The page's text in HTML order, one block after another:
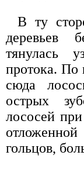
В ту
деревьев
тянулась
протока. По
сюда
острых
лососей
гольцов,